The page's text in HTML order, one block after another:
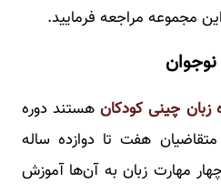
مجموعه مراجعه فرمایید.
زبان چینی کودکانهستند دوره
هفت تا دوازده ساله
مهارت زبان به آن‌ها آموزش